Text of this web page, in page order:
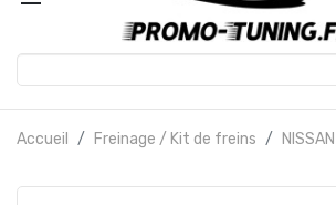
Accueil Freinage / Kit de freins NISSAN